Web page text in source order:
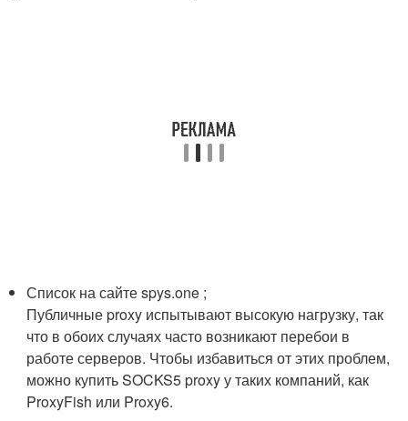
Список на сайте spys.one ;
Публичные proxy испытывают высокую нагрузку, так
что в обоих случаях часто возникают перебои в
работе серверов. Чтобы избавиться от этих проблем,
можно купить SOCKS5 proxy у таких компаний, как
ProxyFish или Proxy6.